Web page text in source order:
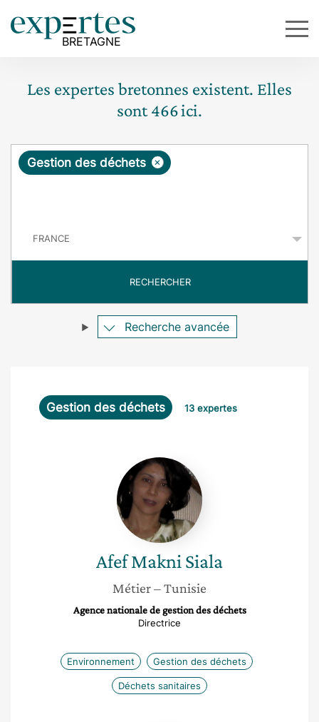
Les expertes bretonnes existent. Elles
sont466ici.
R
ê
e
×
Gestion des déchets
RECHERCHER
Recherche avancée
Gestion des déchets 13 expertes
Afef
Makni
Siala
AfefMakni Siala
Métier– Tunisie
Agence nationale de gestion des déchets
Directrice
Environnement Gestion des déchets
Déchets sanitaires